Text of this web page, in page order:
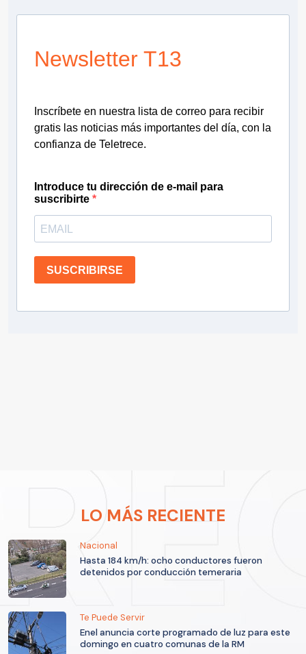
Newsletter T13
Inscríbete en nuestra lista de correo para recibir
gratis las noticias más importantes del día, con la
confianza de Teletrece.
Introduce tu dirección de e-mail para
suscribirte
SUSCRIBIRSE
LO MÁS RECIENTE
Nacional
Hasta 184 km/h: ocho conductores fueron
detenidos por conducción temeraria
Te Puede Servir
Enel anuncia corte programado de luz para este
domingo en cuatro comunas de la RM